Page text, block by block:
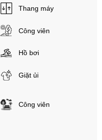
Thang máy
Công viên
Hồ bơi
Giặt ủi
Công viên